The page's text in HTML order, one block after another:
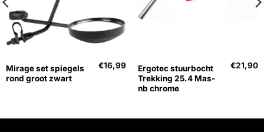
Mirage set spiegels
rond groot zwart
€16,99
Ergotec stuurbocht
Trekking 25.4 Mas-
nb chrome
€21,90